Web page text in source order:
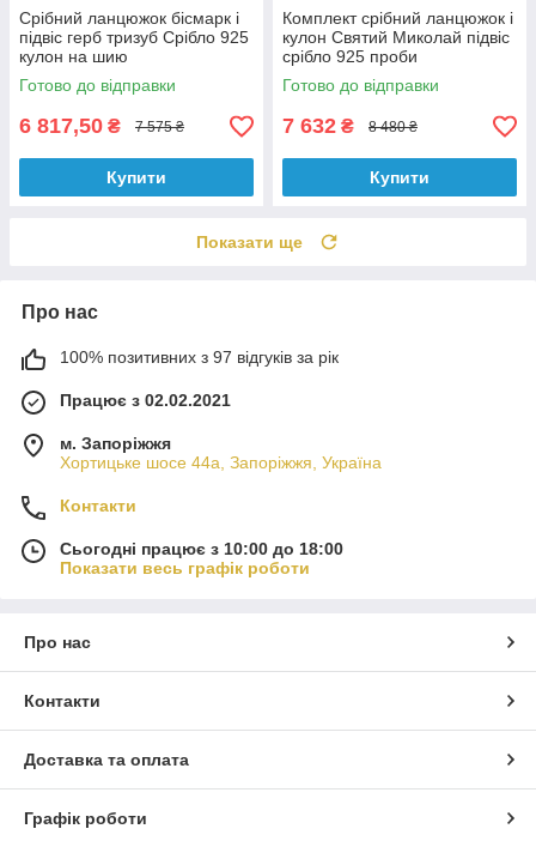
Срібний ланцюжок бісмарк і
підвіс герб тризуб Срібло 925
кулон на шию
Готово до відправки
6 817,50 ₴ 7 575 ₴
Купити
Комплект срібний ланцюжок і
кулон Святий Миколай підвіс
срібло 925 проби
Готово до відправки
7 632 ₴ 8 480 ₴
Купити
Показати ще
Про нас
100% позитивних з 97 відгуків за рік
Працює з 02.02.2021
м. Запоріжжя
Хортицьке шосе 44а, Запоріжжя, Україна
Контакти
Сьогодні працює з 10:00 до 18:00
Показати весь графік роботи
Про нас
Контакти
Доставка та оплата
Графік роботи